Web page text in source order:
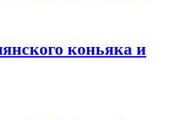
коньяка и